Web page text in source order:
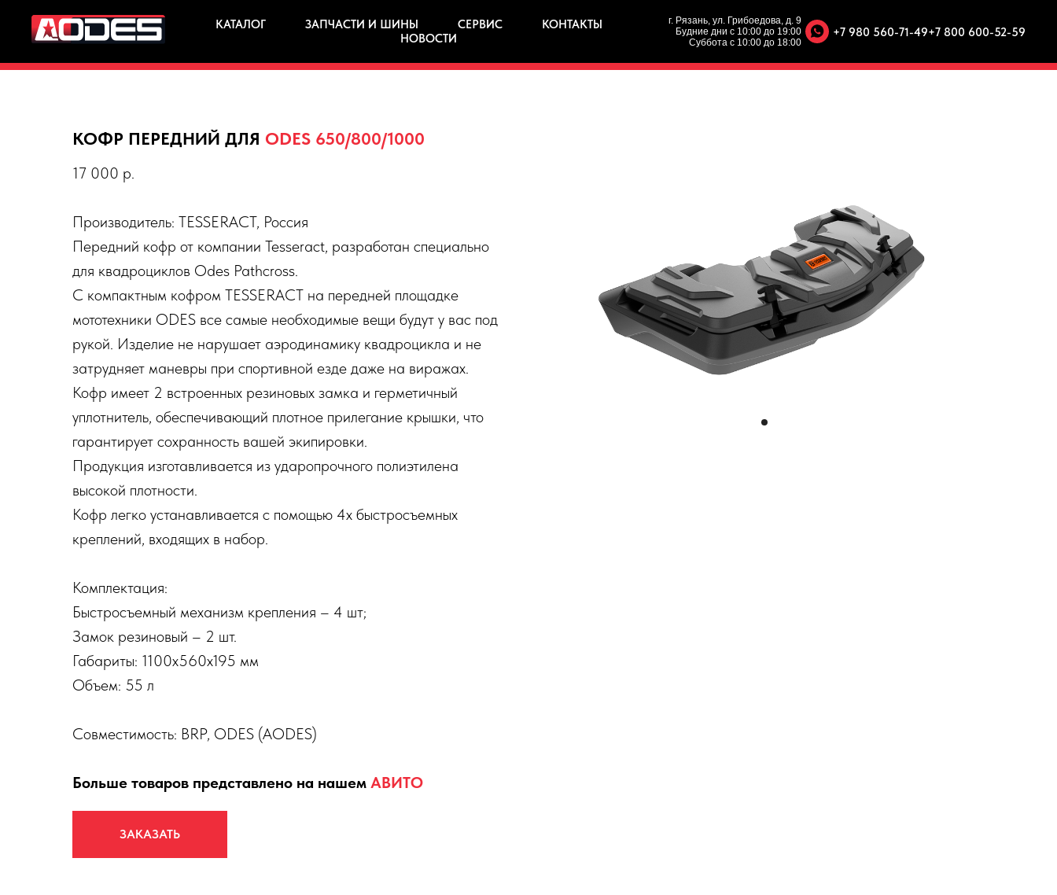
КАТАЛОГ ЗАПЧАСТИ И ШИНЫ СЕРВИС
КОНТАКТЫ
НОВОСТИ
г. Рязань, ул. Грибоедова, д. 9
Будние дни с 10:00 до 19:00
Суббота с 10:00 до 18:00
+7 980 560-71-49+7 800 600-52-59
КОФР ПЕРЕДНИЙ ДЛЯ ODES 650/800/1000
17 000 р.
Производитель: TESSERACT, Россия
Передний кофр от компании Tesseract, разработан специально
для квадроциклов Odes Pathcross.
С компактным кофром TESSERACT на передней площадке
мототехники ODES все самые необходимые вещи будут у вас под
рукой. Изделие не нарушает аэродинамику квадроцикла и не
затрудняет маневры при спортивной езде даже на виражах.
Кофр имеет 2 встроенных резиновых замка и герметичный
уплотнитель, обеспечивающий плотное прилегание крышки, что
гарантирует сохранность вашей экипировки.
Продукция изготавливается из ударопрочного полиэтилена
высокой плотности.
Кофр легко устанавливается с помощью 4х быстросъемных
креплений, входящих в набор.
Комплектация:
Быстросъемный механизм крепления – 4 шт;
Замок резиновый – 2 шт.
Габариты: 1100x560x195 мм
Объем: 55 л
Совместимость: BRP, ODES (AODES)
Больше товаров представлено на нашем АВИТО
ЗАКАЗАТЬ